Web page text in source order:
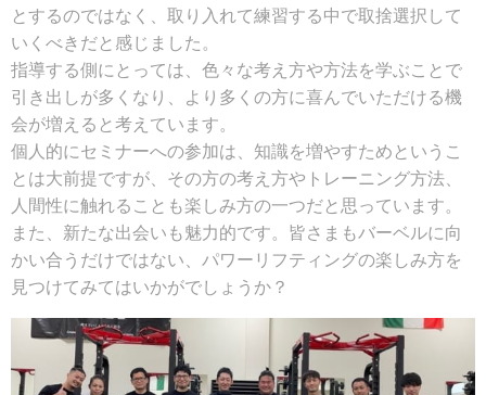
とするのではなく、取り入れて練習する中で取捨選択して
いくべきだと感じました。
指導する側にとっては、色々な考え方や方法を学ぶことで
引き出しが多くなり、より多くの方に喜んでいただける機
会が増えると考えています。
個人的にセミナーへの参加は、知識を増やすためというこ
とは大前提ですが、その方の考え方やトレーニング方法、
人間性に触れることも楽しみ方の一つだと思っています。
また、新たな出会いも魅力的です。皆さまもバーベルに向
かい合うだけではない、パワーリフティングの楽しみ方を
見つけてみてはいかがでしょうか？